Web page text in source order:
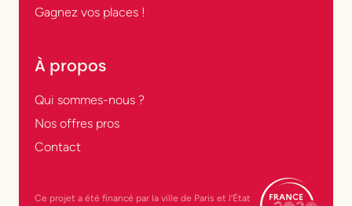
Gagnez vos places !
À propos
Qui sommes-nous ?
Nos offres pros
Contact
Ce projet a été financé par la ville de Paris et l’État